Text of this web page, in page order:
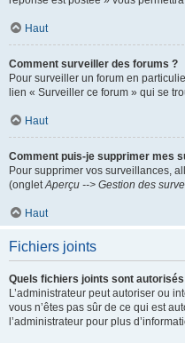
Haut
Comment surveiller des forums ?
Pour surveiller un forum en
lien « Surveiller ce forum » qui se
Haut
Comment puis-je supprimer mes
Pour supprimer vos surveillances,
(ongletAperçu --> Gestion des
Haut
Fichiers joints
Quels fichiers joints sont
L’administrateur peut autoriser ou
vous n’êtes pas sûr de ce qui est
l’administrateur pour plus